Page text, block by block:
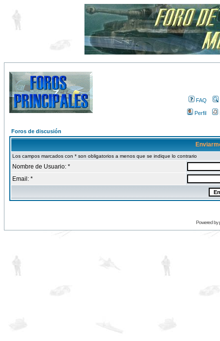
FAQ
Perfil
Foros de discusión
Los campos marcados con * son obligatorios a menos que se indique lo contrario
Nombre de Usuario: *
Email: *
Powered by